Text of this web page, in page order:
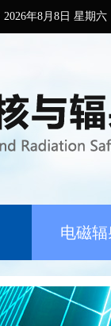
2026年8月8日 星期六
电磁